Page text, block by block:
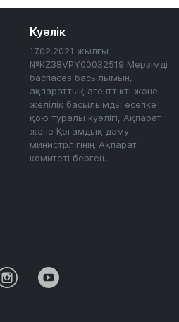
Куәлік
17.02.2021 жылғы
№KZ38VPY00032519 Мерзімді
баспасөз басылымын,
ақпараттық агенттікті және
желілік басылымды есепке
қою туралы куәлігі, Ақпарат
және Қоғамдық даму
министрлігінің Ақпарат
комитеті берген.